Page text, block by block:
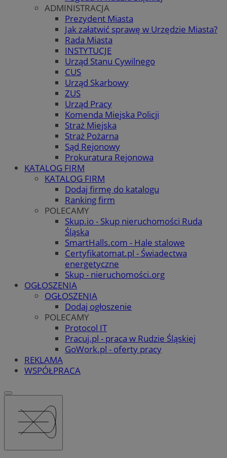
ADMINISTRACJA
Prezydent Miasta
Jak załatwić sprawę w Urzędzie Miasta?
Rada Miasta
INSTYTUCJE
Urząd Stanu Cywilnego
CUS
Urząd Skarbowy
ZUS
Urząd Pracy
Komenda Miejska Policji
Straż Miejska
Straż Pożarna
Sąd Rejonowy
Prokuratura Rejonowa
KATALOG FIRM
KATALOG FIRM
Dodaj firmę do katalogu
Ranking firm
POLECAMY
Skup.io - Skup nieruchomości Ruda
Śląska
SmartHalls.com - Hale stalowe
Certyfikatomat.pl - Świadectwa
energetyczne
Skup - nieruchomości.org
OGŁOSZENIA
OGŁOSZENIA
Dodaj ogłoszenie
POLECAMY
Protocol IT
Pracuj.pl - praca w Rudzie Śląskiej
GoWork.pl - oferty pracy
REKLAMA
WSPÓŁPRACA